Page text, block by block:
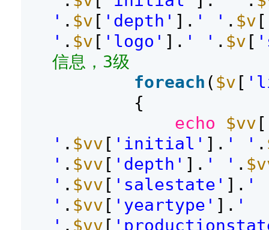
' . $v [ 'depth' ]. ' ' . $v [
' . $v [ 'logo' ]. ' ' . $v [
信息，3级
foreach ( $v [
{
echo
$vv [
' . $vv [ 'initial' ]. ' ' .
' . $vv [ 'depth' ]. ' ' .
' . $vv [ 'salestate' ]. '
' . $vv [ 'yeartype' ]. '
' . $vv [